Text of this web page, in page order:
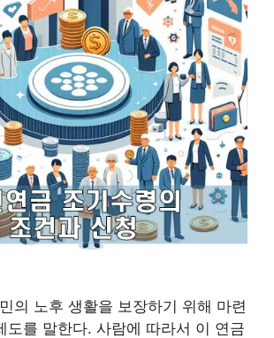
의 노후 생활을 보장하기 위해 마련
도를 말한다. 사람에 따라서 이 연금